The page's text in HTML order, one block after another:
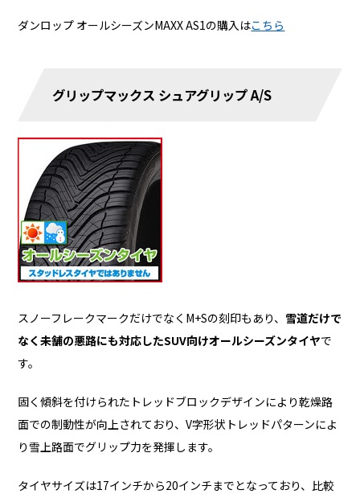
ダンロップ オールシーズンMAXX AS1の購入はこちら
グリップマックス シュアグリップ A/S
スノーフレークマークだけでなくM+Sの刻印もあり、 雪道だけで
なく未舗の悪路にも対応したSUV向けオールシーズンタイヤで
す。
固く傾斜を付けられたトレッドブロックデザインにより乾燥路
面での制動性が向上されており、V字形状トレッドパターンによ
り雪上路面でグリップ力を発揮します。
タイヤサイズは17インチから20インチまでとなっており、比較